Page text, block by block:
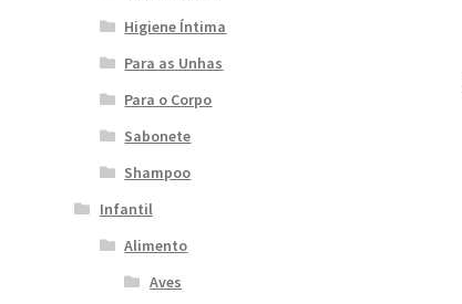
Higiene Íntima
Para as Unhas
Para o Corpo
Sabonete
Shampoo
Infantil
Alimento
Aves